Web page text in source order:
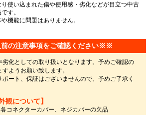
り使い込まれた傷や使用感・劣化などが目立つ中古
す。
機能に問題はありません。
の注意事項をご確認ください※※
劣化としての取り扱いとなります。予めご確認の
すようお願い致します。
ート、保証はございませんので、予めご了承く
観について】
各コネクターカバー、ネジカバーの欠品